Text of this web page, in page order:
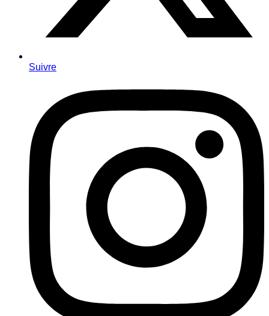
Suivre